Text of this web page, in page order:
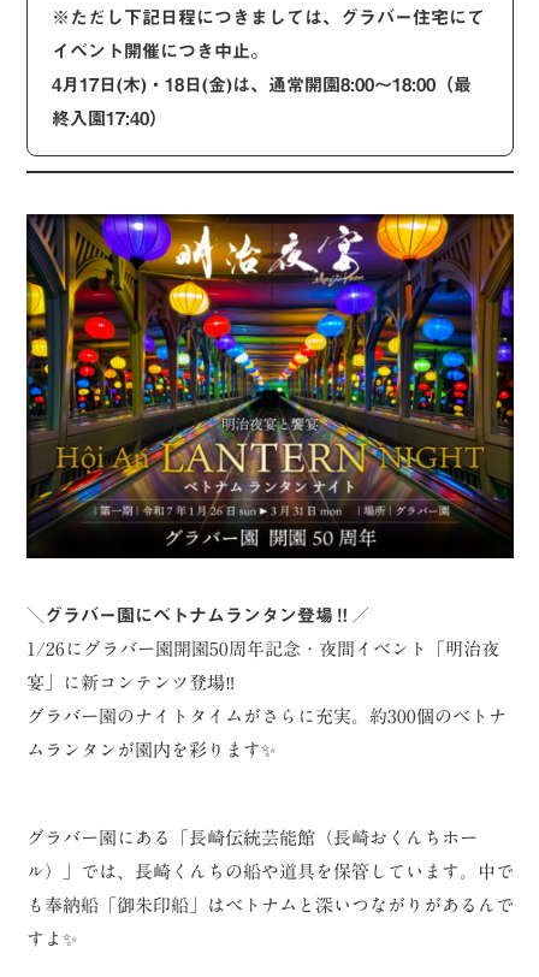
※ただし下記日程につきましては、グラバー住宅にて
イベント開催につき中止。
4月17日(木)・18日(金)は、通常開園8:00～18:00（最
終入園17:40）
＼グラバー園にベトナムランタン登場‼／
1/26にグラバー園開園50周年記念・夜間イベント「明治夜
宴」に新コンテンツ登場‼
グラバー園のナイトタイムがさらに充実。約300個のベトナ
ムランタンが園内を彩ります✨
グラバー園にある「長崎伝統芸能館（長崎おくんちホー
ル）」では、長崎くんちの船や道具を保管しています。中で
も奉納船「御朱印船」はベトナムと深いつながりがあるんで
すよ✨